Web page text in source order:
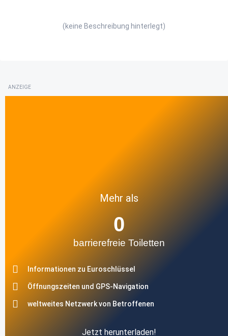
(keine Beschreibung hinterlegt)
ANZEIGE
Mehr als
barrierefreie Toiletten
0
Informationen zu Euroschlüssel
Öffnungszeiten und GPS-Navigation
weltweites Netzwerk von Betroffenen
Jetzt herunterladen!